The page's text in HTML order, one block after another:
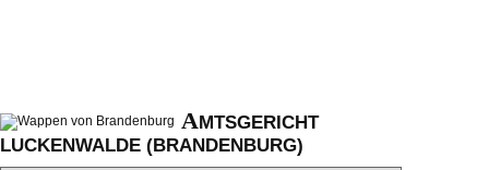
AMTSGERICHT
LUCKENWALDE (BRANDENBURG)